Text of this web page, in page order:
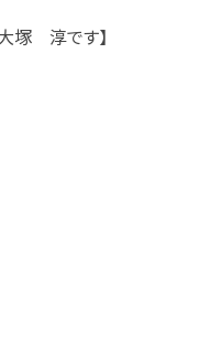
塚 淳です】